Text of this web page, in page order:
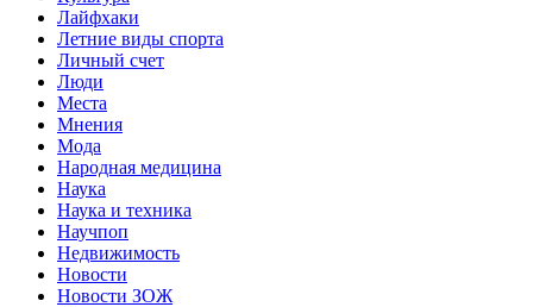
Лайфхаки
Летние виды спорта
Личный счет
Люди
Места
Мнения
Мода
Народная медицина
Наука
Наука и техника
Научпоп
Недвижимость
Новости
Новости ЗОЖ